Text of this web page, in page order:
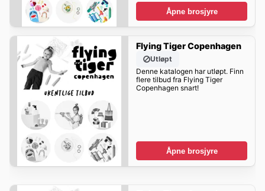
Åpne brosjyre
Flying Tiger Copenhagen
Utløpt
Denne katalogen har utløpt. Finn
flere tilbud fra Flying Tiger
Copenhagen snart!
Åpne brosjyre